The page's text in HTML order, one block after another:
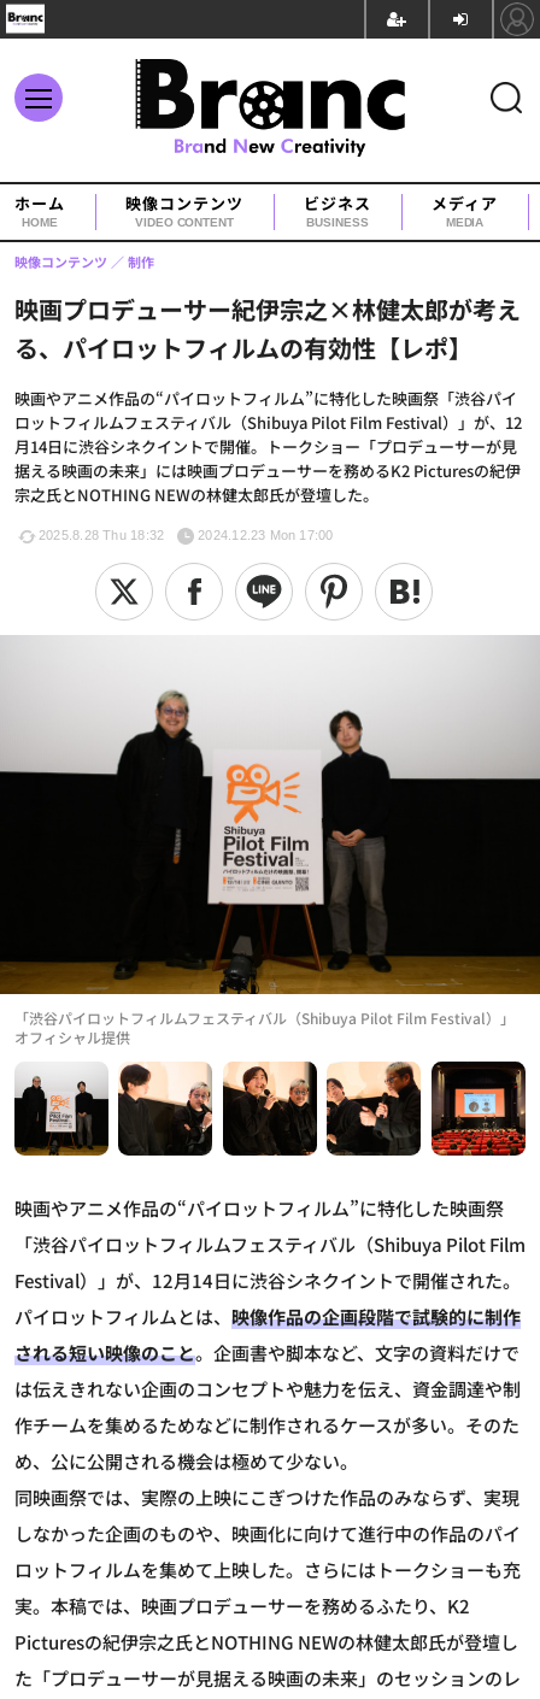
ホーム
HOME
映像コンテンツ
VIDEO CONTENT
ビジネス
BUSINESS
メディア
MEDIA
映画プロデューサー紀伊宗之×林健太郎が考え
る、パイロットフィルムの有効性【レポ】
映画やアニメ作品の“パイロットフィルム”に特化した映画祭「渋谷パイ
ロットフィルムフェスティバル（Shibuya Pilot Film Festival）」が、12
月14日に渋谷シネクイントで開催。トークショー「プロデューサーが見
据える映画の未来」には映画プロデューサーを務めるK2 Picturesの紀伊
宗之氏とNOTHING NEWの林健太郎氏が登壇した。
映像コンテンツ 制作
2025.8.28 Thu 18:32 2024.12.23 Mon 17:00
オフィシャル提供
「渋谷パイロットフィルムフェスティバル（Shibuya Pilot Film Festival）」
映画やアニメ作品の“パイロットフィルム”に特化した映画祭
「渋谷パイロットフィルムフェスティバル（Shibuya Pilot Film
Festival）」が、12月14日に渋谷シネクイントで開催された。
パイロットフィルムとは、 映像作品の企画段階で試験的に制作
される短い映像のこと。企画書や脚本など、文字の資料だけで
は伝えきれない企画のコンセプトや魅力を伝え、資金調達や制
作チームを集めるためなどに制作されるケースが多い。そのた
め、公に公開される機会は極めて少ない。
同映画祭では、実際の上映にこぎつけた作品のみならず、実現
しなかった企画のものや、映画化に向けて進行中の作品のパイ
ロットフィルムを集めて上映した。さらにはトークショーも充
実。本稿では、映画プロデューサーを務めるふたり、K2
Picturesの紀伊宗之氏とNOTHING NEWの林健太郎氏が登壇し
た「プロデューサーが見据える映画の未来」のセッションのレ